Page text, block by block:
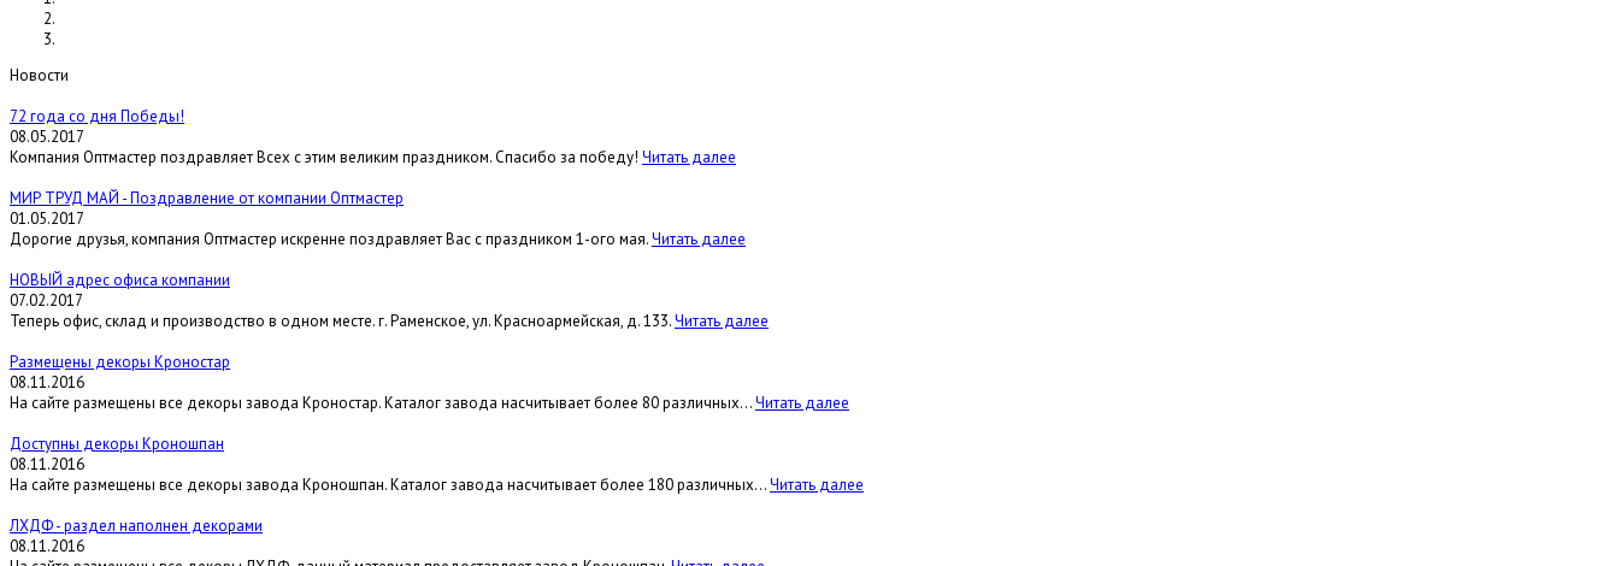
Новости
72 года со дня Победы!
08.05.2017
Компания Оптмастер поздравляет Всех с этим великим праздником. Спасибо за победу! Читать далее
МИР ТРУД МАЙ - Поздравление от компании Оптмастер
01.05.2017
Дорогие друзья, компания Оптмастер искренне поздравляет Вас с праздником 1-ого мая.Читать далее
НОВЫЙ адрес офиса компании
07.02.2017
Теперь офис, склад и производство в одном месте. г. Раменское, ул. Красноармейская, д. 133.Читать далее
Размещены декоры Кроностар
08.11.2016
На сайте размещены все декоры завода Кроностар. Каталог завода насчитывает более 80 различных...Читать далее
Доступны декоры Кроношпан
08.11.2016
На сайте размещены все декоры завода Кроношпан. Каталог завода насчитывает более 180 различных...Читать далее
ЛХДФ - раздел наполнен декорами
08.11.2016